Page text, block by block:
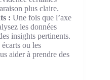
plus claire.
: Une fois que l’axe
les données
insights pertinents.
ou les
aider à prendre des